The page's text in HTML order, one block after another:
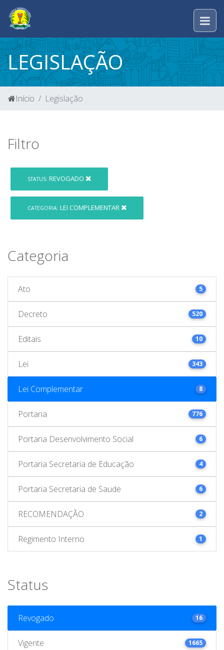
LEGISLAÇÃO
Início Legislação
Filtro
STATUS: REVOGADO
CATEGORIA: LEI COMPLEMENTAR
Categoria
Ato 5
Decreto 520
Editais 10
Lei 343
Lei Complementar 8
Portaria 776
Portaria Desenvolvimento Social 6
Portaria Secretaria de Educação 4
Portaria Secretaria de Saude 6
RECOMENDAÇÃO 2
Regimento Interno 1
Status
Revogado 16
Vigente 1665